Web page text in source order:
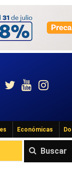
Económicas
Buscar